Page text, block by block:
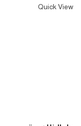
Quick View